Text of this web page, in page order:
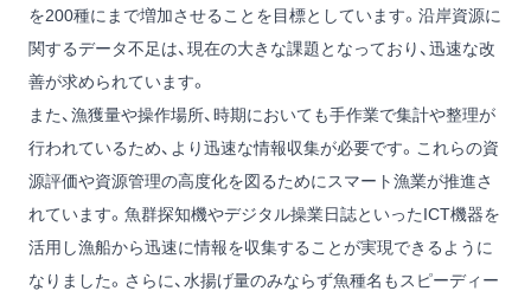
を200種にまで増加させることを目標としています。沿岸資源に
関するデータ不足は、現在の大きな課題となっており、迅速な改
善が求められています。
また、漁獲量や操作場所、時期においても手作業で集計や整理が
行われているため、より迅速な情報収集が必要です。これらの資
源評価や資源管理の高度化を図るためにスマート漁業が推進さ
れています。魚群探知機やデジタル操業日誌といったICT機器を
活用し漁船から迅速に情報を収集することが実現できるように
なりました。さらに、水揚げ量のみならず魚種名もスピーディー